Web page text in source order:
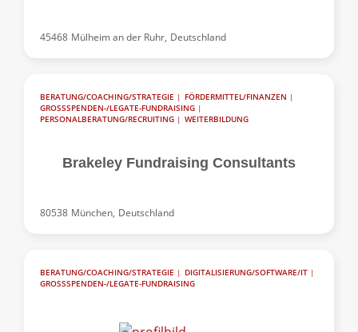
45468 Mülheim an der Ruhr, Deutschland
BERATUNG/COACHING/STRATEGIE | FÖRDERMITTEL/FINANZEN |
GROSSSPENDEN-/LEGATE-FUNDRAISING
|
PERSONALBERATUNG/RECRUITING | WEITERBILDUNG
Brakeley Fundraising Consultants
80538 München, Deutschland
BERATUNG/COACHING/STRATEGIE | DIGITALISIERUNG/SOFTWARE/IT |
GROSSSPENDEN-/LEGATE-FUNDRAISING